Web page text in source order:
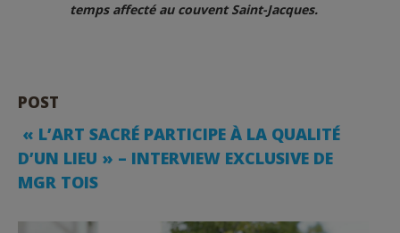
temps affecté au couvent Saint-Jacques.
POST
️ « L’ART SACRÉ PARTICIPE À LA QUALITÉ
D’UN LIEU » – INTERVIEW EXCLUSIVE DE
MGR TOIS